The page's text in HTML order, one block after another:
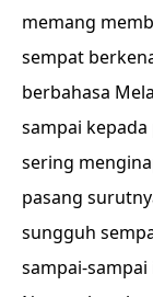
memang
sempat
berbahasa
sampai
sering
pasang
sungguh
sampai-